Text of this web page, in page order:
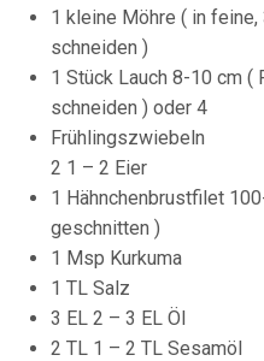
1 kleine Möhre ( in
schneiden )
1 Stück Lauch 8-10 cm
schneiden ) oder 4
Frühlingszwiebeln
2 1 – 2 Eier
1 Hähnchenbrustfilet
geschnitten )
1 Msp Kurkuma
1 TL Salz
3 EL 2 – 3 EL Öl
2 TL 1 – 2 TL Sesamöl